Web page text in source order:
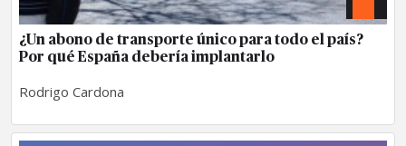
¿Un abono de transporte único para todo el país?
Por qué España debería implantarlo
Rodrigo Cardona